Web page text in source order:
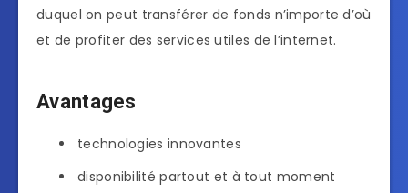
duquel on peut transférer de fonds n’importe d’où
et de profiter des services utiles de l’internet.
Avantages
technologies innovantes
disponibilité partout et à tout moment